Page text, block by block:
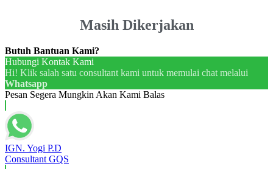
Masih Dikerjakan
Butuh Bantuan Kami?
Hubungi Kontak Kami
Hi! Klik salah satu consultant kami untuk memulai chat melalui
Whatsapp
Pesan Segera Mungkin Akan Kami Balas
IGN. Yogi P.D
Consultant GQS